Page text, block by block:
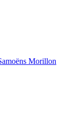
Morillon